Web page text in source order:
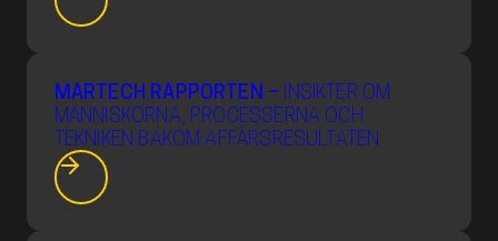
MARTECH RAPPORTEN – INSIKTER OM
MÄNNISKORNA, PROCESSERNA OCH
TEKNIKEN BAKOM AFFÄRSRESULTATEN